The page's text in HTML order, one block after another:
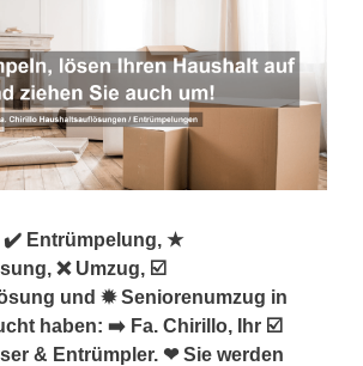
✔️ Entrümpelung, ★
❌ Umzug, ☑️
und ✹ Seniorenumzug in
haben: ➡️ Fa. Chirillo, Ihr ☑️
& Entrümpler. ❤ Sie werden